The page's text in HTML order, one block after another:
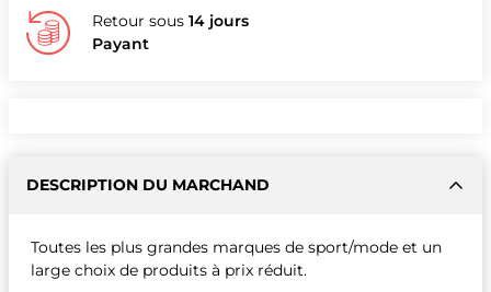
Retour sous 14 jours
Payant
DESCRIPTION DU MARCHAND
Toutes les plus grandes marques de sport/mode et un
large choix de produits à prix réduit.